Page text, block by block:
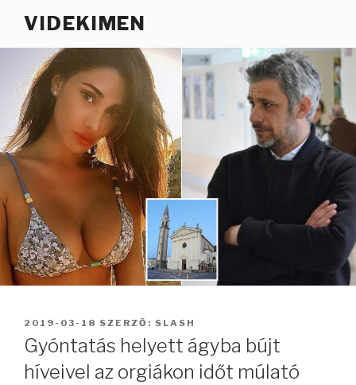
VIDEKIMEN
BEKÜLDVE:
2019-03-18 SZERZŐ: SLASH
Gyóntatás helyett ágyba bújt
híveivel az orgiákon időt múlató